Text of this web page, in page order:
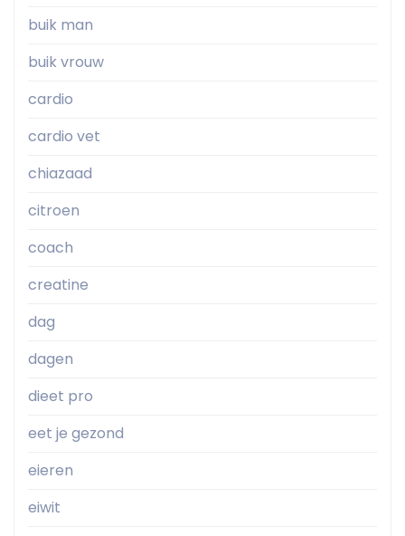
buik man
buik vrouw
cardio
cardio vet
chiazaad
citroen
coach
creatine
dag
dagen
dieet pro
eet je gezond
eieren
eiwit